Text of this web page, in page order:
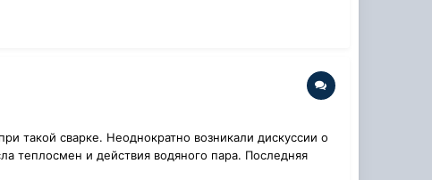
такой сварке. Неоднократно возникали дискуссии о
теплосмен и действия водяного пара. Последняя